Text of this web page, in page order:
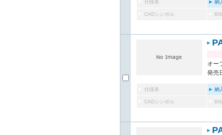
仕様表 納
CADシンボル
オー
発売
仕様表 納
CADシンボル